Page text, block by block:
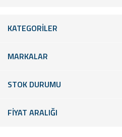
KATEGORİLER
MARKALAR
STOK DURUMU
FİYAT ARALIĞI